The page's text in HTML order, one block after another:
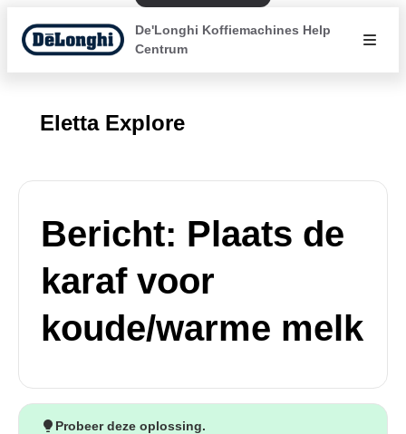
De'Longhi Koffiemachines Help
Centrum
Eletta Explore
Bericht: Plaats de
karaf voor
koude/warme melk
Probeer deze oplossing.